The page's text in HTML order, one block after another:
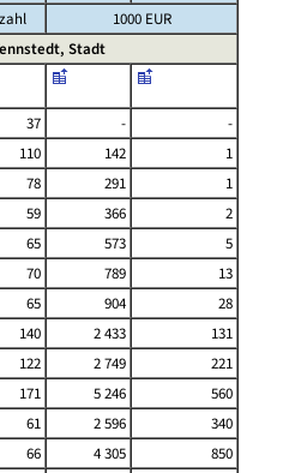
1000 EUR
Stadt
37 -
-
110 142
1
78 291
1
59 366
2
65 573
5
70 789
13
65 904
28
140 2 433
131
122 2 749
221
171 5 246
560
61 2 596
340
66 4 305 850